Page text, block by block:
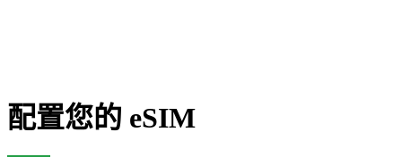
配置您的 eSIM